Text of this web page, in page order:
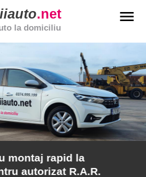
.net
la domiciliu
menu
montaj rapid la
autorizat R.A.R.